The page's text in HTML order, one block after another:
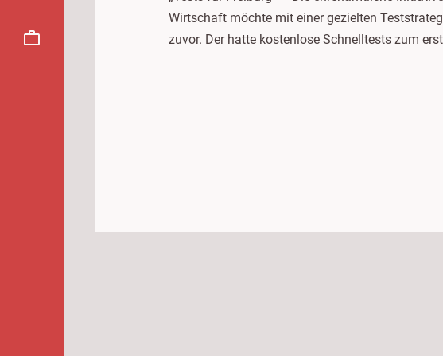
Wirtschaft möchte mit einer gezielten
zuvor. Der hatte kostenlose Schnelltests zum